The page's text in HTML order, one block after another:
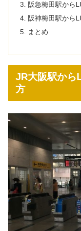
阪急梅田駅から
阪神梅田駅から
まとめ
JR大阪駅から
方